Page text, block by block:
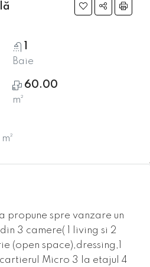
Baie
60.00
m²
propune spre vanzare un
3 camere( 1 living si 2
(open space),dressing,1
Micro 3 la etajul 4